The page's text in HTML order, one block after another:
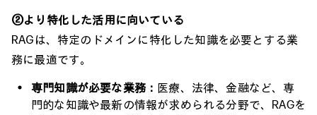
②より特化した活用に向いている
RAGは、特定のドメインに特化した知識を必要とする業
務に最適です。
専門知識が必要な業務： 医療、法律、金融など、専
門的な知識や最新の情報が求められる分野で、RAGを